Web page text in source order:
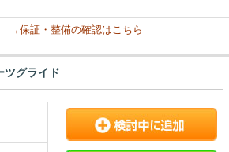
→保証・整備の確認はこちら
グライド